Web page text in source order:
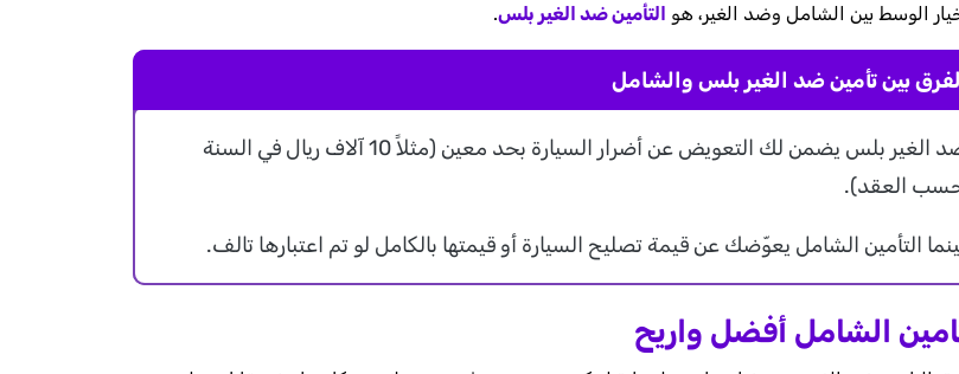
الوسط بين الشامل وضد الغير، هو التأمين ضد الغير بلس.
بين تأمين ضد الغير بلس والشامل
ضد الغير بلس يضمن لك التعويض عن أضرار السيارة بحد معين (مثلاً 10 آلاف ريال في السنة
العقد).
التأمين الشامل يعوّضك عن قيمة تصليح السيارة أو قيمتها بالكامل لو تم اعتبارها تالف.
الشامل أفضل واريح